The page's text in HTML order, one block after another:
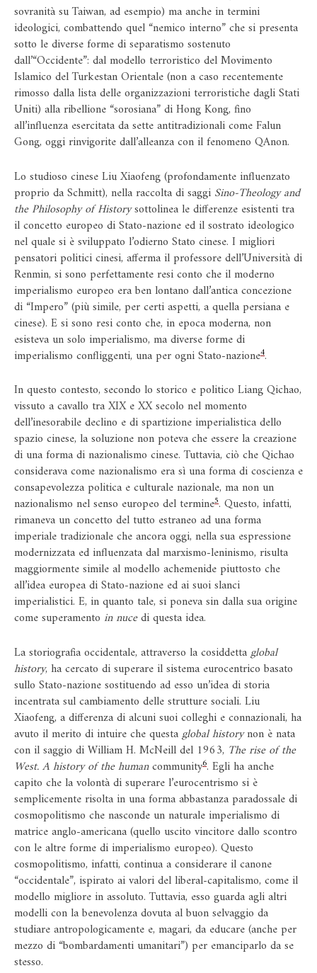
sovranità su Taiwan, ad esempio) ma anche in termini
ideologici, combattendo quel “nemico interno” che si presenta
sotto le diverse forme di separatismo sostenuto
dall’“Occidente”: dal modello terroristico del Movimento
Islamico del Turkestan Orientale (non a caso recentemente
rimosso dalla lista delle organizzazioni terroristiche dagli Stati
Uniti) alla ribellione “sorosiana” di Hong Kong, fino
all’influenza esercitata da sette antitradizionali come Falun
Gong, oggi rinvigorite dall’alleanza con il fenomeno QAnon.
Lo studioso cinese Liu Xiaofeng (profondamente influenzato
proprio da Schmitt), nella raccolta di saggi Sino-Theology and
the Philosophy of Historysottolinea le differenze esistenti tra
il concetto europeo di Stato-nazione ed il sostrato ideologico
nel quale si è sviluppato l’odierno Stato cinese. I migliori
pensatori politici cinesi, afferma il professore dell’Università di
Renmin, si sono perfettamente resi conto che il moderno
imperialismo europeo era ben lontano dall’antica concezione
di “Impero” (più simile, per certi aspetti, a quella persiana e
cinese). E si sono resi conto che, in epoca moderna, non
esisteva un solo imperialismo, ma diverse forme di
imperialismo confliggenti, una per ogni Stato-nazione4.
In questo contesto, secondo lo storico e politico Liang Qichao,
vissuto a cavallo tra XIX e XX secolo nel momento
dell’inesorabile declino e di spartizione imperialistica dello
spazio cinese, la soluzione non poteva che essere la creazione
di una forma di nazionalismo cinese. Tuttavia, ciò che Qichao
considerava come nazionalismo era sì una forma di coscienza e
consapevolezza politica e culturale nazionale, ma non un
nazionalismo nel senso europeo del termine5. Questo, infatti,
rimaneva un concetto del tutto estraneo ad una forma
imperiale tradizionale che ancora oggi, nella sua espressione
modernizzata ed influenzata dal marxismo-leninismo, risulta
maggiormente simile al modello achemenide piuttosto che
all’idea europea di Stato-nazione ed ai suoi slanci
imperialistici. E, in quanto tale, si poneva sin dalla sua origine
come superamento in nucedi questa idea.
La storiografia occidentale, attraverso la cosiddettaglobal
history, ha cercato di superare il sistema eurocentrico basato
sullo Stato-nazione sostituendo ad esso un’idea di storia
incentrata sul cambiamento delle strutture sociali. Liu
Xiaofeng, a differenza di alcuni suoi colleghi e connazionali, ha
avuto il merito di intuire che questaglobal historynon è nata
con il saggio di William H. McNeill del 1963, The rise of the
West. A history of the humancommunity6. Egli ha anche
capito che la volontà di superare l’eurocentrismo si è
semplicemente risolta in una forma abbastanza paradossale di
cosmopolitismo che nasconde un naturale imperialismo di
matrice anglo-americana (quello uscito vincitore dallo scontro
con le altre forme di imperialismo europeo). Questo
cosmopolitismo, infatti, continua a considerare il canone
“occidentale”, ispirato ai valori del liberal-capitalismo, come il
modello migliore in assoluto. Tuttavia, esso guarda agli altri
modelli con la benevolenza dovuta al buon selvaggio da
studiare antropologicamente e, magari, da educare (anche per
mezzo di “bombardamenti umanitari”) per emanciparlo da se
stesso.